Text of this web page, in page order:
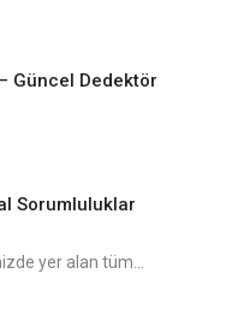
Güncel Dedektör
Sorumluluklar
yer alan tüm...